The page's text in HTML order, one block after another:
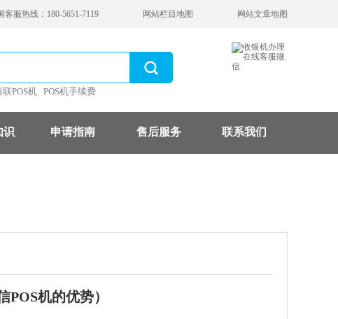
客服热线：180-5651-7119 网站栏目地图 网站文章地图
联POS机 POS机手续费
识 申请指南 售后服务 联系我们
POS机的优势）